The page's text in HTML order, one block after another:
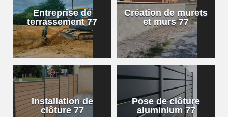
Entreprise de
terrassement 77
Création de murets
et murs 77
Installation de
clôture 77
Pose de clôture
aluminium 77